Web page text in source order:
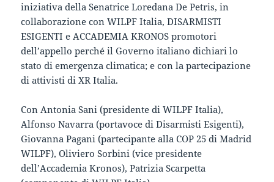
iniziativa della Senatrice Loredana De Petris, in
collaborazione con WILPF Italia, DISARMISTI
ESIGENTI e ACCADEMIA KRONOS promotori
dell’appello perché il Governo italiano dichiari lo
stato di emergenza climatica; e con la partecipazione
di attivisti di XR Italia.
Con Antonia Sani (presidente di WILPF Italia),
Alfonso Navarra (portavoce di Disarmisti Esigenti),
Giovanna Pagani (partecipante alla COP 25 di Madrid
WILPF), Oliviero Sorbini (vice presidente
dell’Accademia Kronos), Patrizia Scarpetta